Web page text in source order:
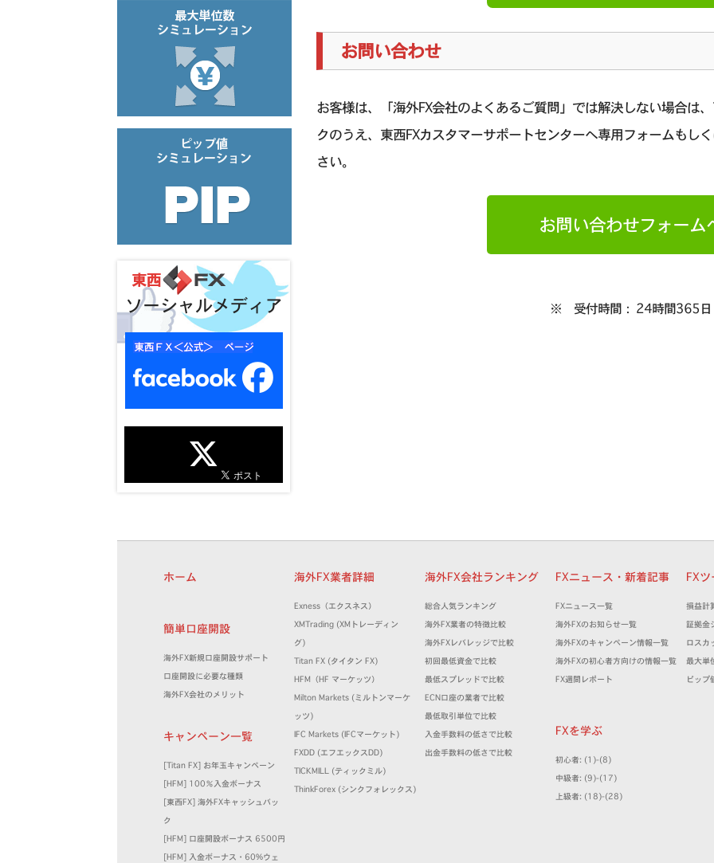
ソーシャルメディア
お問い合わせ
お客様は、「海外FX会社のよくあるご質問」では解決しない場合は
クのうえ、東西FXカスタマーサポートセンターへ専用フォームもし
さい。
お問い合わせフォーム
※ 受付時間： 24時間365日
ホーム 海外FX業者詳細
Exness（エクスネス）
XMTrading (XMトレーディン
グ)
Titan FX (タイタン FX)
HFM（HF マーケッツ）
Milton Markets (ミルトンマーケ
ッツ)
IFC Markets (IFCマーケット)
FXDD (エフエックスDD)
TICKMILL (ティックミル)
ThinkForex (シンクフォレックス)
海外FX会社ランキング
総合人気ランキング
海外FX業者の特徴比較
海外FXレバレッジで比較
初回最低資金で比較
最低スプレッドで比較
ECN口座の業者で比較
最低取引単位で比較
入金手数料の低さで比較
出金手数料の低さで比較
FXニュース・新着記事
FXニュース一覧
海外FXのお知らせ一覧
海外FXのキャンペーン情報一覧
海外FXの初心者方向けの情報一覧
FX週間レポート
FX
損益計
証拠
ロス
最大単
ピップ
簡単口座開設
海外FX新規口座開設サポート
口座開設に必要な種類
海外FX会社のメリット
キャンペーン一覧
[Titan FX] お年玉キャンペーン
[HFM] 100％入金ボーナス
[東西FX] 海外FXキャッシュバッ
ク
[HFM] 口座開設ボーナス 6500円
[HFM] 入金ボーナス・60%ウェ
FXを学ぶ
初心者: (1)-(8)
中級者: (9)-(17)
上級者: (18)-(28)